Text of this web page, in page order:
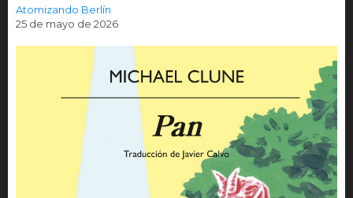
Atomizando Berlín
25 de mayo de 2026